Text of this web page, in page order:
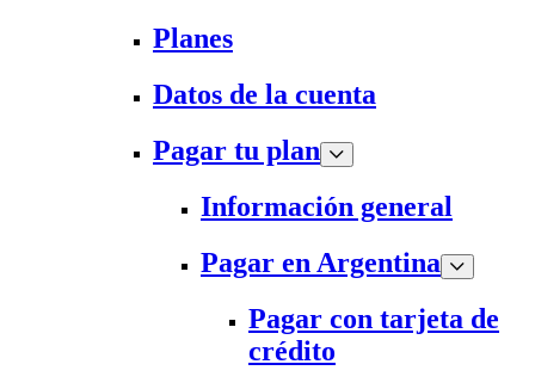
Planes
Datos de la cuenta
Pagar tu plan
Información general
Pagar en Argentina
Pagar con tarjeta de
crédito